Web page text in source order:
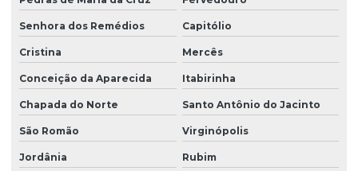
Senhora dos Remédios Capitólio
Cristina Mercês
Conceição da Aparecida Itabirinha
Chapada do Norte Santo Antônio do Jacinto
São Romão Virginópolis
Jordânia Rubim